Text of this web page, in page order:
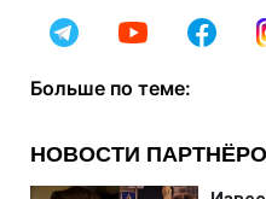
Больше по теме: